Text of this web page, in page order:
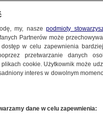
my, naszepodmioty
Partnerów może
w celu zapewnienia
przetwarzanie danych
cookie. Użytkownik może
interes w dowolnym
dane w celu zapewnienia: